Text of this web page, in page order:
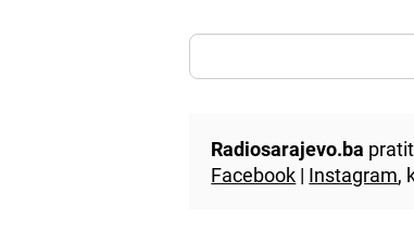
Radiosarajevo.ba
Facebook | Instagram,